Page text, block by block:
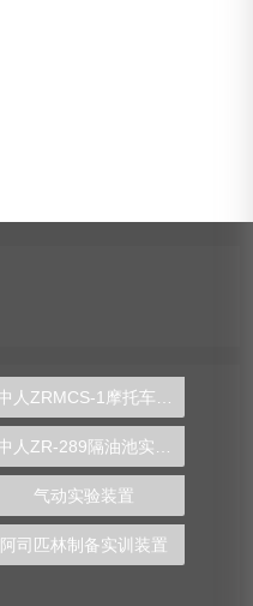
气动实验装置
阿司匹林制备实训装置